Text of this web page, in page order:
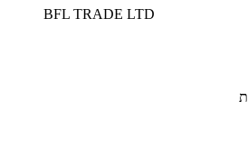
BFL TRADE LTD